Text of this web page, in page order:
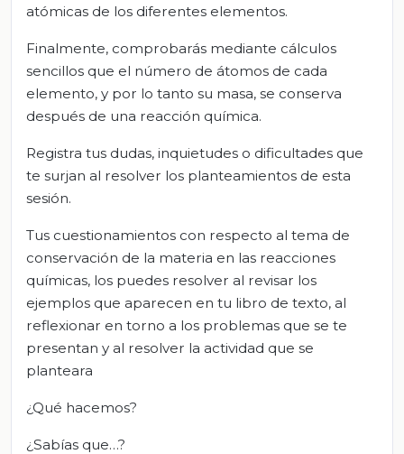
atómicas de los diferentes elementos.
Finalmente, comprobarás mediante cálculos
sencillos que el número de átomos de cada
elemento, y por lo tanto su masa, se conserva
después de una reacción química.
Registra tus dudas, inquietudes o dificultades que
te surjan al resolver los planteamientos de esta
sesión.
Tus cuestionamientos con respecto al tema de
conservación de la materia en las reacciones
químicas, los puedes resolver al revisar los
ejemplos que aparecen en tu libro de texto, al
reflexionar en torno a los problemas que se te
presentan y al resolver la actividad que se
planteara
¿Qué hacemos?
¿Sabías que…?